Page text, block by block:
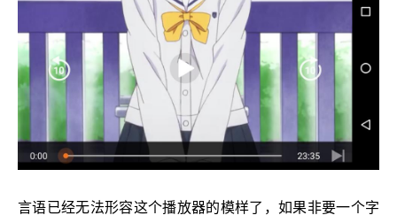
言语已经无法形容这个播放器的模样了，如果非要一个字